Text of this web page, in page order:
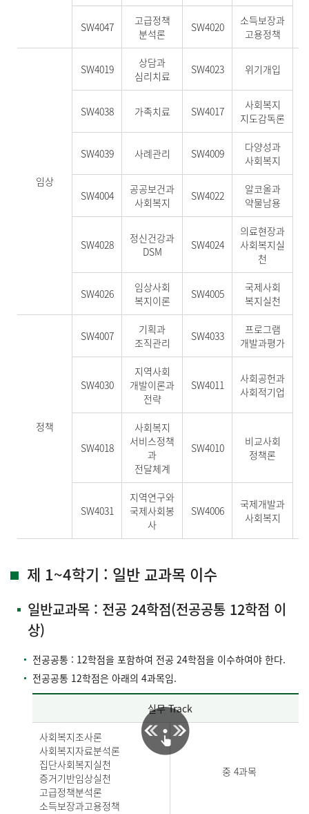
SW4047
고급정책
분석론
SW4020
소득보장과
고용정책
임상
SW4019
상담과
심리치료
SW4023 위기개입
SW4038 가족치료 SW4017
사회복지
지도감독론
SW4039 사례관리 SW4009
다양성과
사회복지
SW4004
공공보건과
사회복지
SW4022
알코올과
약물남용
SW4028
정신건강과
DSM
SW4024
의료현장과
사회복지실
천
SW4026
임상사회
복지이론
SW4005
국제사회
복지실천
정책
SW4007
기획과
조직관리
SW4033
프로그램
개발과평가
SW4030
지역사회
개발이론과
전략
SW4011
사회공헌과
사회적기업
SW4018
사회복지
서비스정책
과
전달체계
SW4010
비교사회
정책론
SW4031
지역연구와
국제사회봉
사
SW4006
국제개발과
사회복지
제 1~4학기 : 일반 교과목 이수
일반교과목 : 전공 24학점(전공공통 12학점 이
상)
전공공통 : 12학점을 포함하여 전공 24학점을 이수하여야 한다.
전공공통 12학점은 아래의 4과목임.
실무 Track
사회복지조사론
사회복지자료분석론
집단사회복지실천
증거기반임상실천
고급정책분석론
소득보장과고용정책
중 4과목